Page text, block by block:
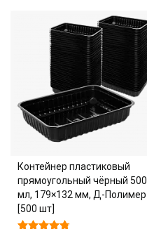
Контейнер пластиковый
прямоугольный чёрный 500
мл, 179×132 мм, Д-Полимер
[500 шт]